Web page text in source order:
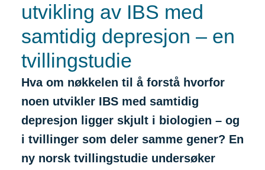
utvikling av IBS med
samtidig depresjon – en
tvillingstudie
Hva om nøkkelen til å forstå hvorfor
noen utvikler IBS med samtidig
depresjon ligger skjult i biologien – og
i tvillinger som deler samme gener? En
ny norsk tvillingstudie undersøker